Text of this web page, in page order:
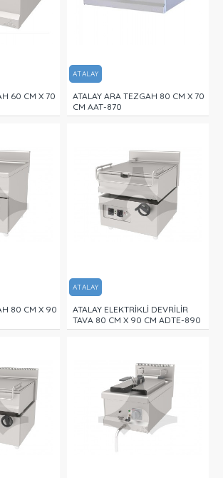
60 CM X 70
ATALAY
ATALAY ARA TEZGAH 80 CM X 70
CM AAT-870
80 CM X 90
ATALAY
ATALAY ELEKTRİKLİ DEVRİLİR
TAVA 80 CM X 90 CM ADTE-890